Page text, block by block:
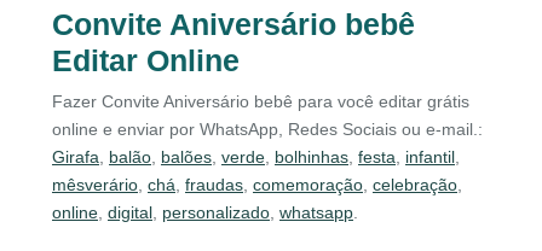
Convite Aniversário bebê
Editar Online
Fazer Convite Aniversário bebê para você editar grátis
online e enviar por WhatsApp, Redes Sociais ou e-mail.:
Girafa
balão balões verde bolhinhas festa infantil
mêsverário chá fraudas comemoração celebração
online digital personalizado whatsapp